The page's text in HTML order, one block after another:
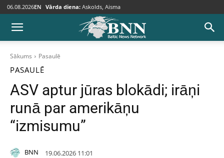
06.08.2026EN Vārda diena: Askolds, Aisma
Sākums Pasaulē
PASAULĒ
ASV aptur jūras blokādi; irāņi
runā par amerikāņu
“izmisumu”
BNN 19.06.2026 11:01